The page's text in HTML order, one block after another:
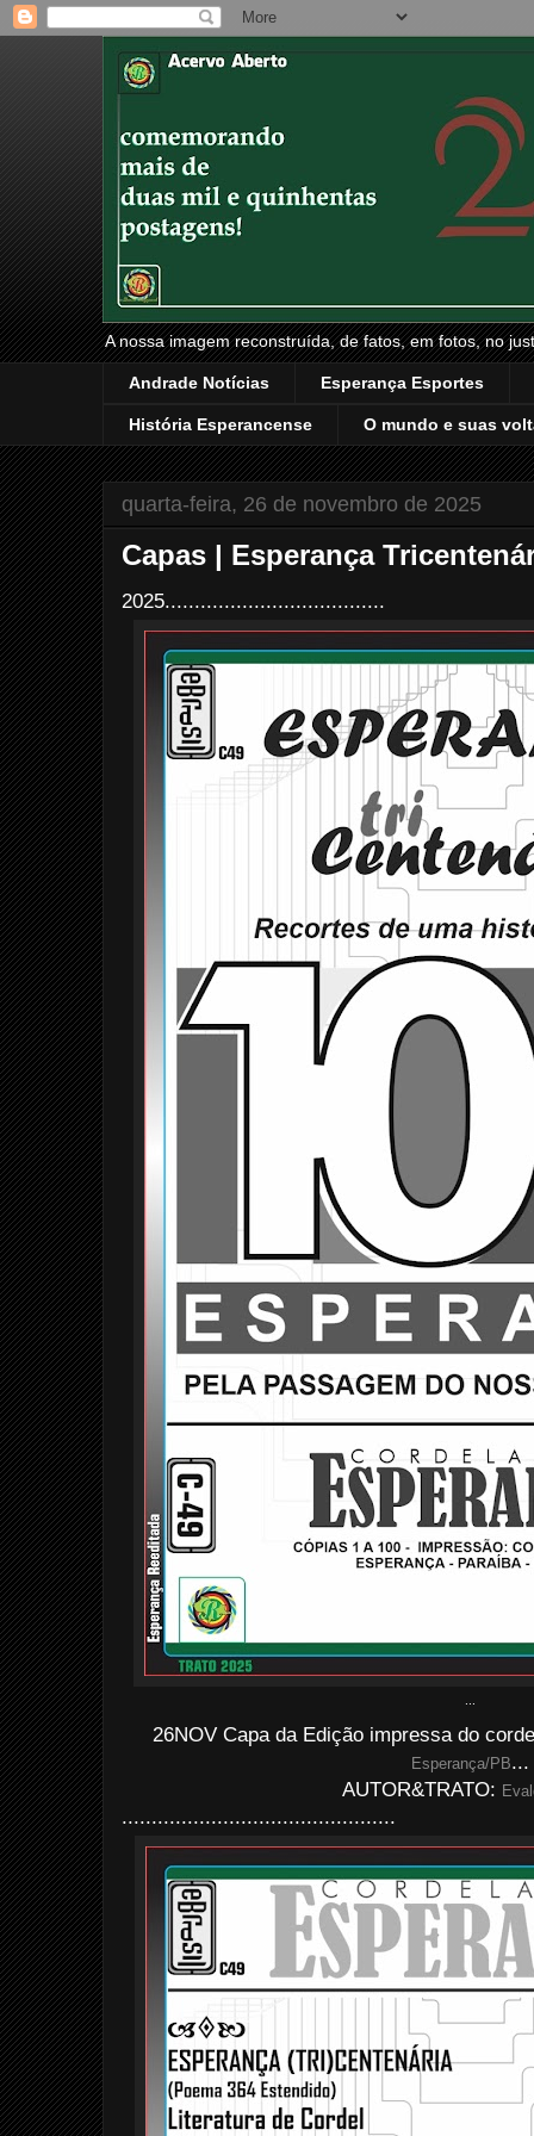
A nossa imagem reconstruída, de fatos, em fotos, no
Andrade Notícias Esperança Esportes
História Esperancense O mundo e suas
quarta-feira, 26 de novembro de 2025
Capas | Esperança
2025.....................................
26NOV Capa da Edição impressa do
Esperança/PB...
AUTOR&TRATO:
..............................................